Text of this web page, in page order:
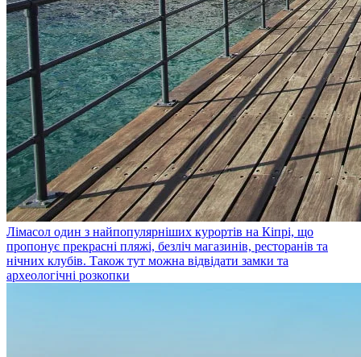
Лімасол один з найпопулярніших курортів на Кіпрі, що
пропонує прекрасні пляжі, безліч магазинів, ресторанів та
нічних клубів. Також тут можна відвідати замки та
археологічні розкопки